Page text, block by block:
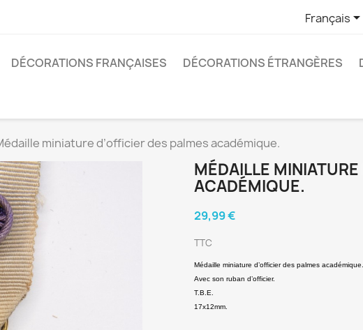
Français
DÉCORATIONS FRANÇAISES DÉCORATIONS ÉTRANGÈRES
miniature d’officier des palmes académique.
MÉDAILLE
ACADÉMIQUE.
29,99 €
TTC
Médaille miniature d’officier des palmes académique.
Avec son ruban d’officier.
T.B.E.
17x12mm.